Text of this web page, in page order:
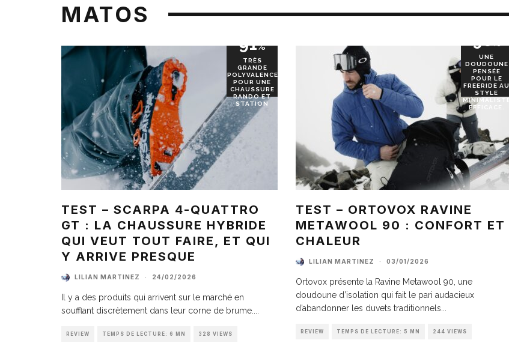
MATOS
91%
TRÈS
GRANDE
POLYVALENCE
POUR UNE
CHAUSSURE
RANDO ET
STATION
TEST – SCARPA 4-QUATTRO
GT : LA CHAUSSURE HYBRIDE
QUI VEUT TOUT FAIRE, ET QUI
Y ARRIVE PRESQUE
LILIAN MARTINEZ · 24/02/2026
Il y a des produits qui arrivent sur le marché en
soufflant discrètement dans leur corne de brume.
REVIEW TEMPS DE LECTURE: 6 MN 328 VIEWS
90%
UNE
DOUDOUNE
PENSÉE
POUR LE
FREERIDE AU
STYLE
MINIMALISTE
EFFICACE.
TEST – ORTOVOX RAVINE
METAWOOL 90 : CONFORT ET
CHALEUR
LILIAN MARTINEZ · 03/01/2026
Ortovox présente la Ravine Metawool 90, une
doudoune d’isolation qui fait le pari audacieux
d’abandonner les duvets traditionnels
REVIEW TEMPS DE LECTURE: 5 MN 244 VIEWS